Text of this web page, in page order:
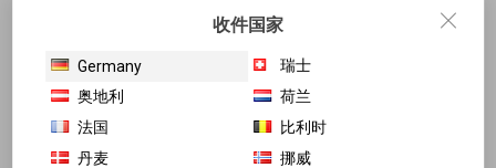
收件国家
Germany
瑞士
奥地利
荷兰
法国
比利时
丹麦
挪威